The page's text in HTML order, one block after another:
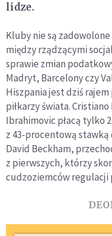
lidze.
Kluby nie są
między rządzącymi
sprawie zmian
Madryt, Barcelony czy
Hiszpania jest dziś
piłkarzy świata.
Ibrahimovic płacą tylko
z 43-procentową stawką
David Beckham,
z pierwszych, którzy
cudzoziemców regulacji